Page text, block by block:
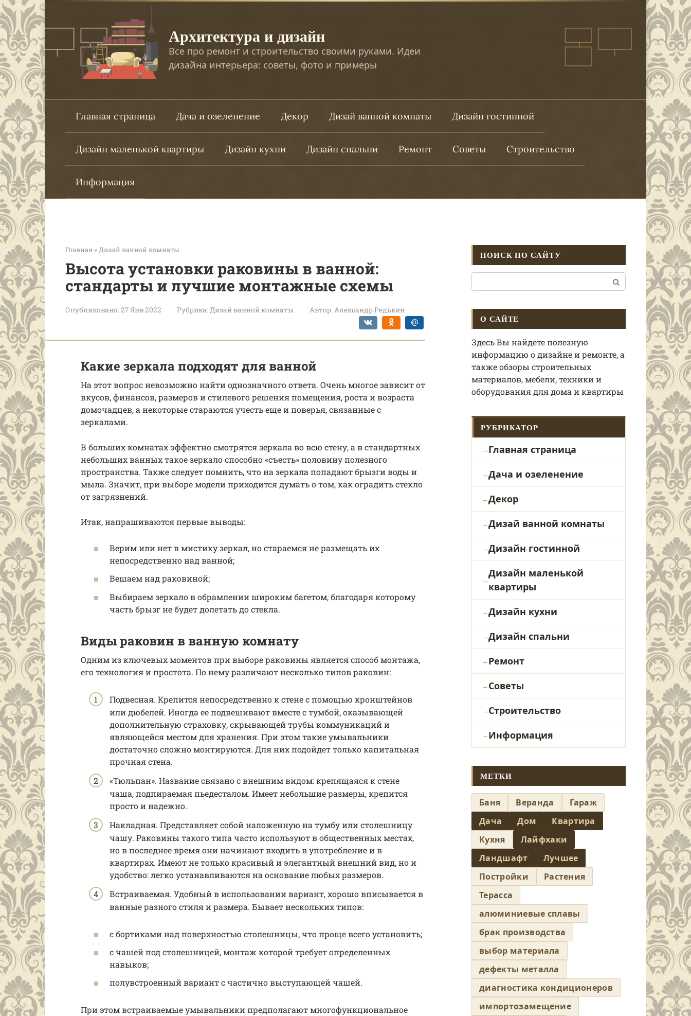
Перейти
к
контенту
Архитектура и дизайн
Все про ремонт и строительство своими руками. Идеи
дизайна интерьера: советы, фото и примеры
Главная страница Дача и озеленение Декор Дизай ванной комнаты Дизайн гостинной
Дизайн маленькой квартиры Дизайн кухни Дизайн спальни Ремонт Советы Строительство
Информация
Главная » Дизай ванной комнаты
Высота установки раковины в ванной:
стандарты и лучшие монтажные схемы
Опубликовано:27 Янв 2022 Рубрика:Дизай ванной комнаты Автор:Александр Редькин
Какие зеркала подходят для ванной
На этот вопрос невозможно найти однозначного ответа. Очень многое зависит от
вкусов, финансов, размеров и стилевого решения помещения, роста и возраста
домочадцев, а некоторые стараются учесть еще и поверья, связанные с
зеркалами.
В больших комнатах эффектно смотрятся зеркала во всю стену, а в стандартных
небольших ванных такое зеркало способно «съесть» половину полезного
пространства. Также следует помнить, что на зеркала попадают брызги воды и
мыла. Значит, при выборе модели приходится думать о том, как оградить стекло
от загрязнений.
Итак, напрашиваются первые выводы:
Верим или нет в мистику зеркал, но стараемся не размещать их
непосредственно над ванной;
Вешаем над раковиной;
Выбираем зеркало в обрамлении широким багетом, благодаря которому
часть брызг не будет долетать до стекла.
Виды раковин в ванную комнату
Одним из ключевых моментов при выборе раковины является способ монтажа,
его технология и простота. По нему различают несколько типов раковин:
Подвесная. Крепится непосредственно к стене с помощью кронштейнов
или дюбелей. Иногда ее подвешивают вместе с тумбой, оказывающей
дополнительную страховку, скрывающей трубы коммуникаций и
являющейся местом для хранения. При этом такие умывальники
достаточно сложно монтируются. Для них подойдет только капитальная
прочная стена.
«Тюльпан». Название связано с внешним видом: крепящаяся к стене
чаша, подпираемая пьедесталом. Имеет небольшие размеры, крепится
просто и надежно.
Накладная. Представляет собой наложенную на тумбу или столешницу
чашу. Раковины такого типа часто используют в общественных местах,
но в последнее время они начинают входить в употребление и в
квартирах. Имеют не только красивый и элегантный внешний вид, но и
удобство: легко устанавливаются на основание любых размеров.
Встраиваемая. Удобный в использовании вариант, хорошо вписывается в
ванные разного стиля и размера. Бывает нескольких типов:
с бортиками над поверхностью столешницы, что проще всего установить;
с чашей под столешницей, монтаж которой требует определенных
навыков;
полувстроенный вариант с частично выступающей чашей.
При этом встраиваемые умывальники предполагают многофункциональное
ПОИСК ПО САЙТУ
О САЙТЕ
Здесь Вы найдете полезную
информацию о дизайне и ремонте, а
также обзоры строительных
материалов, мебели, техники и
оборудования для дома и квартиры
РУБРИКАТОР
Главная страница
Дача и озеленение
Декор
Дизай ванной комнаты
Дизайн гостинной
Дизайн маленькой
квартиры
Дизайн кухни
Дизайн спальни
Ремонт
Советы
Строительство
Информация
МЕТКИ
Баня Веранда
Гараж
Дача
Дом
Квартира
Кухня
Лайфхаки
Ландшафт
Лучшее
Постройки
Растения
Терасса
алюминиевые сплавы
брак производства
выбор материала
дефекты металла
диагностика кондиционеров
импортозамещение